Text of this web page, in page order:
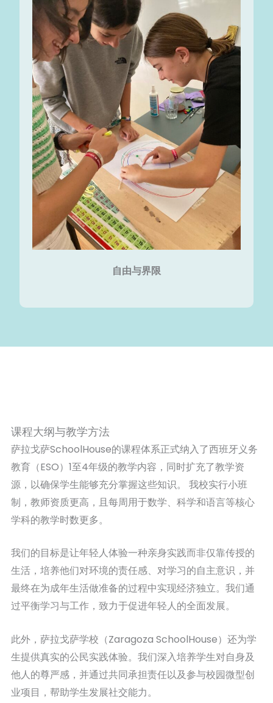
自由与界限
课程大纲与教学方法
萨拉戈萨SchoolHouse的课程体系正式纳入了西班牙义务
教育（ESO）1至4年级的教学内容，同时扩充了教学资
源，以确保学生能够充分掌握这些知识。 我校实行小班
制，教师资质更高，且每周用于数学、科学和语言等核心
学科的教学时数更多。
我们的目标是让年轻人体验一种亲身实践而非仅靠传授的
生活，培养他们对环境的责任感、对学习的自主意识，并
最终在为成年生活做准备的过程中实现经济独立。我们通
过平衡学习与工作，致力于促进年轻人的全面发展。
此外，萨拉戈萨学校（Zaragoza SchoolHouse）还为学
生提供真实的公民实践体验。我们深入培养学生对自身及
他人的尊严感，并通过共同承担责任以及参与校园微型创
业项目，帮助学生发展社交能力。